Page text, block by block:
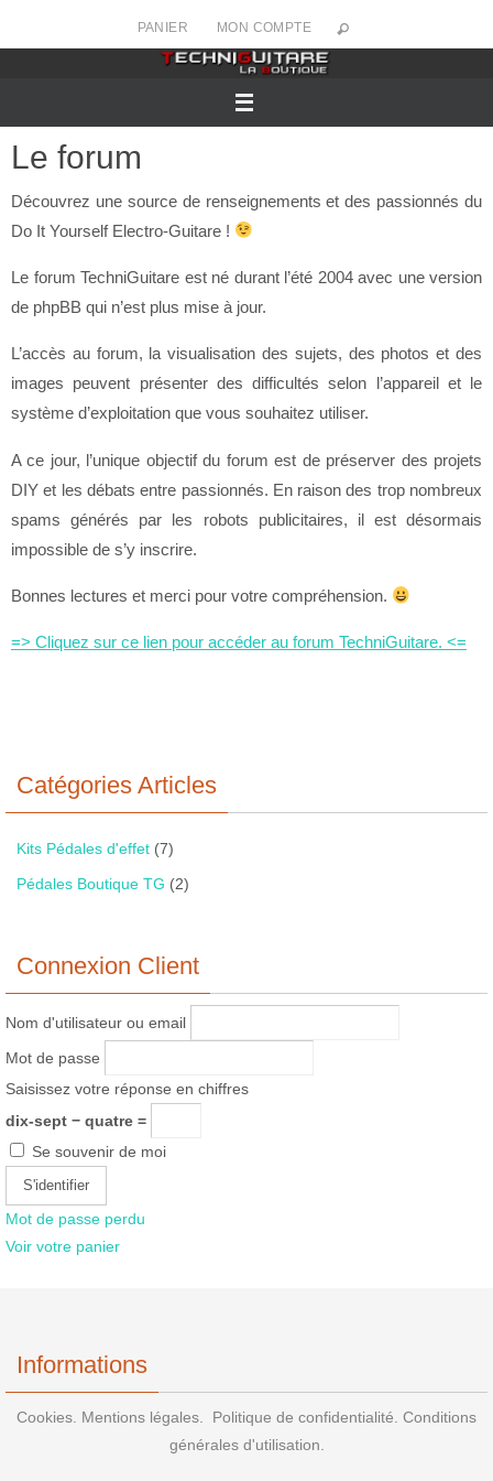
vers
PANIER MON COMPTE
Le forum
Découvrez une source de renseignements et des passionnés du
Do It Yourself Electro-Guitare !
Le forum TechniGuitare est né durant l’été 2004 avec une version
de phpBB qui n’est plus mise à jour.
L’accès au forum, la visualisation des sujets, des photos et des
images peuvent présenter des difficultés selon l’appareil et le
système d’exploitation que vous souhaitez utiliser.
A ce jour, l’unique objectif du forum est de préserver des projets
DIY et les débats entre passionnés. En raison des trop nombreux
spams générés par les robots publicitaires, il est désormais
impossible de s’y inscrire.
Bonnes lectures et merci pour votre compréhension.
=> Cliquez sur ce lien pour accéder au forum TechniGuitare. <=
Catégories Articles
Kits Pédales d'effet (7)
Pédales Boutique TG (2)
Connexion Client
Nom d'utilisateur ou email
Mot de passe
Saisissez votre réponse en chiffres
dix-sept − quatre =
Se souvenir de moi
Mot de passe perdu
Voir votre panier
Informations
Cookies. Mentions légales. Politique de confidentialité. Conditions
générales d'utilisation.